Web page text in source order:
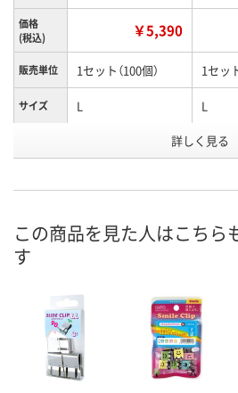
価格
(税込)
￥5,390
販売単位 1セット（100個） 1セッ
サイズ L L
カゴへ
詳しく見る
この商品を見た人はこちら
す